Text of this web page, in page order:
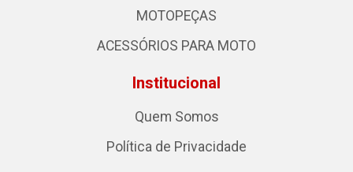
MOTOPEÇAS
ACESSÓRIOS PARA MOTO
Institucional
Quem Somos
Política de Privacidade